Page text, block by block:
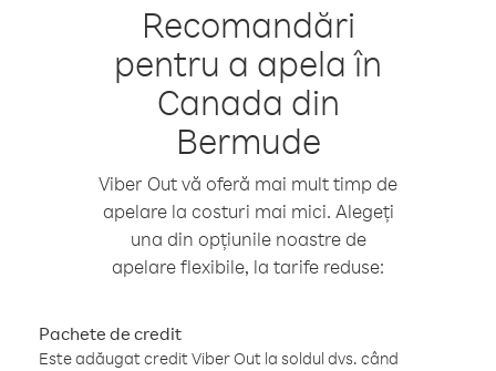
Recomandări
pentru a apela în
Canada din
Bermude
Viber Out vă oferă mai mult timp de
apelare la costuri mai mici. Alegeți
una din opțiunile noastre de
apelare flexibile, la tarife reduse:
Pachete de credit
Este adăugat credit Viber Out la soldul dvs. când